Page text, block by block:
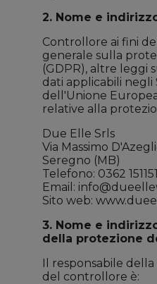
2. Nome e
Controllore ai fini
generale sulla
(GDPR), altre leggi
dati applicabili negli
dell'Unione
relative alla
Due Elle Srls
Via Massimo
Seregno (MB)
Telefono: 0362
Email:
Sito web:
3. Nome e
della protezione
Il responsabile
del controllore è: